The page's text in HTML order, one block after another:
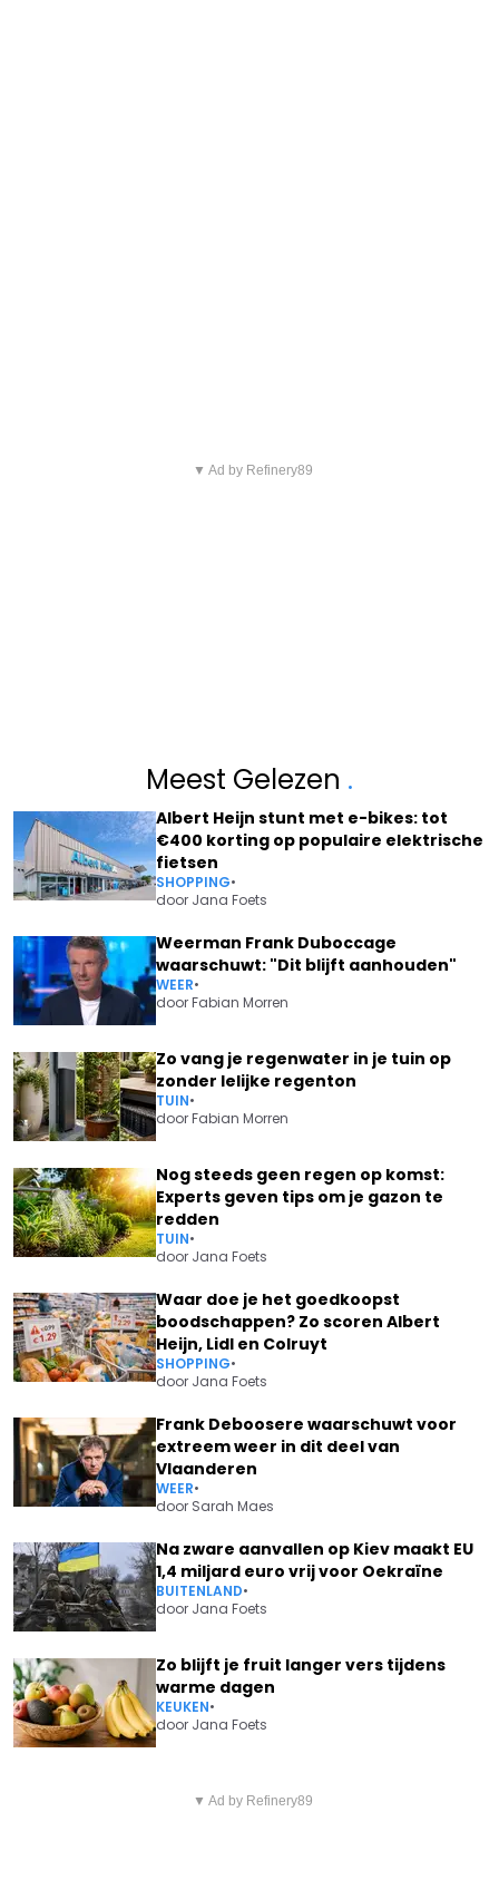
▼ Ad by Refinery89
Meest Gelezen .
Albert Heijn stunt met e-bikes: tot
€400 korting op populaire elektrische
fietsen
SHOPPING•
door Jana Foets
Weerman Frank Duboccage
waarschuwt: "Dit blijft aanhouden"
WEER•
doorFabian Morren
Zo vang je regenwater in je tuin op
zonder lelijke regenton
TUIN•
doorFabian Morren
Nog steeds geen regen op komst:
Experts geven tips om je gazon te
redden
TUIN•
door Jana Foets
Waar doe je het goedkoopst
boodschappen? Zo scoren Albert
Heijn, Lidl en Colruyt
SHOPPING•
door Jana Foets
Frank Deboosere waarschuwt voor
extreem weer in dit deel van
Vlaanderen
WEER•
door Sarah Maes
Na zware aanvallen op Kiev maakt EU
1,4 miljard euro vrij voor Oekraïne
BUITENLAND•
door Jana Foets
Zo blijft je fruit langer vers tijdens
warme dagen
KEUKEN•
door Jana Foets
ONGELOOF OVER WAT WOUT
▼ Ad by Refinery89